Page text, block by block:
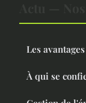
Les
À qui se